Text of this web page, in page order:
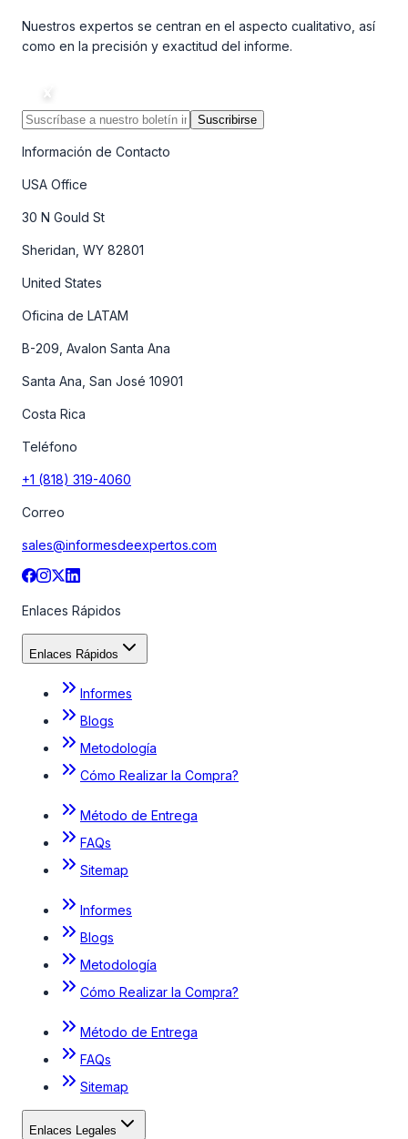
Nuestros expertos se centran en el aspecto cualitativo, así
como en la precisión y exactitud del informe.
Suscribirse
Información de Contacto
USA Office
30 N Gould St
Sheridan, WY 82801
United States
Oficina de LATAM
B-209, Avalon Santa Ana
Santa Ana, San José 10901
Costa Rica
Teléfono
+1 (818) 319-4060
Correo
sales@informesdeexpertos.com
Enlaces Rápidos
Enlaces Rápidos
Informes
Blogs
Metodología
Cómo Realizar la Compra?
Método de Entrega
FAQs
Sitemap
Informes
Blogs
Metodología
Cómo Realizar la Compra?
Método de Entrega
FAQs
Sitemap
Enlaces Legales